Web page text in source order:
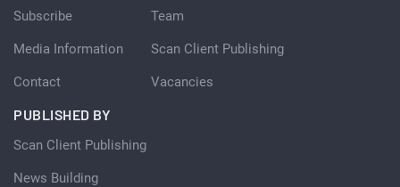
Subscribe
Media Information
Contact
Team
Scan Client Publishing
Vacancies
PUBLISHED BY
Scan Client Publishing
News Building